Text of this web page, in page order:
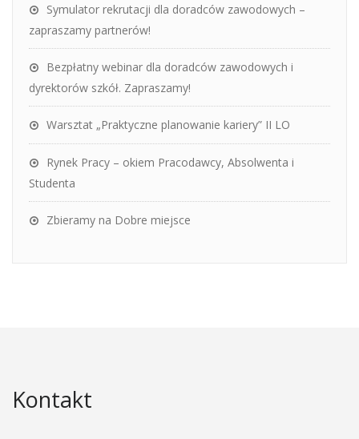
Symulator rekrutacji dla doradców zawodowych –
zapraszamy partnerów!
Bezpłatny webinar dla doradców zawodowych i
dyrektorów szkół. Zapraszamy!
Warsztat „Praktyczne planowanie kariery” II LO
Rynek Pracy – okiem Pracodawcy, Absolwenta i
Studenta
Zbieramy na Dobre miejsce
Kontakt